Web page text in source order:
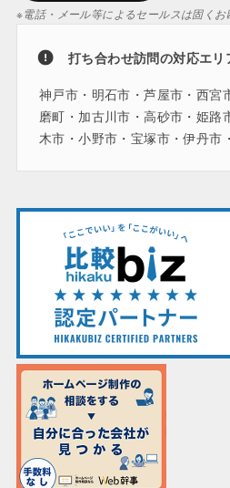
※電話・メール等によるセールスは固くお
打ち合わせ訪問の対応エリ
神戸市・明石市・芦屋市・西宮
磨町・加古川市・高砂市・姫路
木市・小野市・宝塚市・伊丹市